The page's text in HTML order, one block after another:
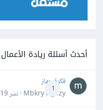
أحدث أسئلة ريادة الأعمال
1
فكرة جهاز
Mbkry Hgazy · نشر
19 أبريل